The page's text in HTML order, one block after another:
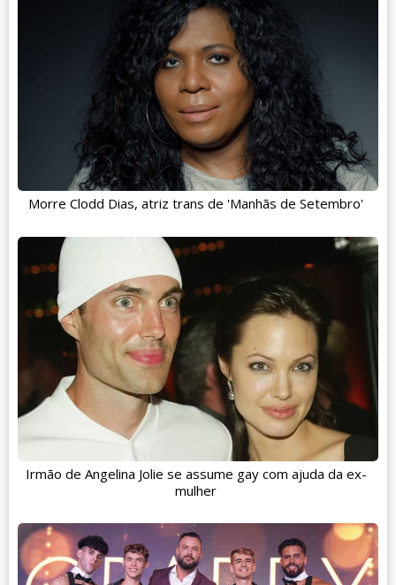
Morre Clodd Dias, atriz trans de 'Manhãs de Setembro'
Irmão de Angelina Jolie se assume gay com ajuda da ex-
mulher